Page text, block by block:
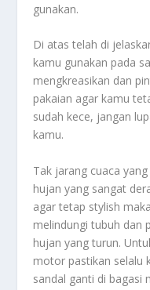
gunakan.
Di atas telah di
kamu gunakan pada
mengkreasikan dan
pakaian agar kamu
sudah kece, jangan
kamu.
Tak jarang cuaca
hujan yang sangat
agar tetap stylish
melindungi tubuh dan
hujan yang turun.
motor pastikan selalu
sandal ganti di bagasi